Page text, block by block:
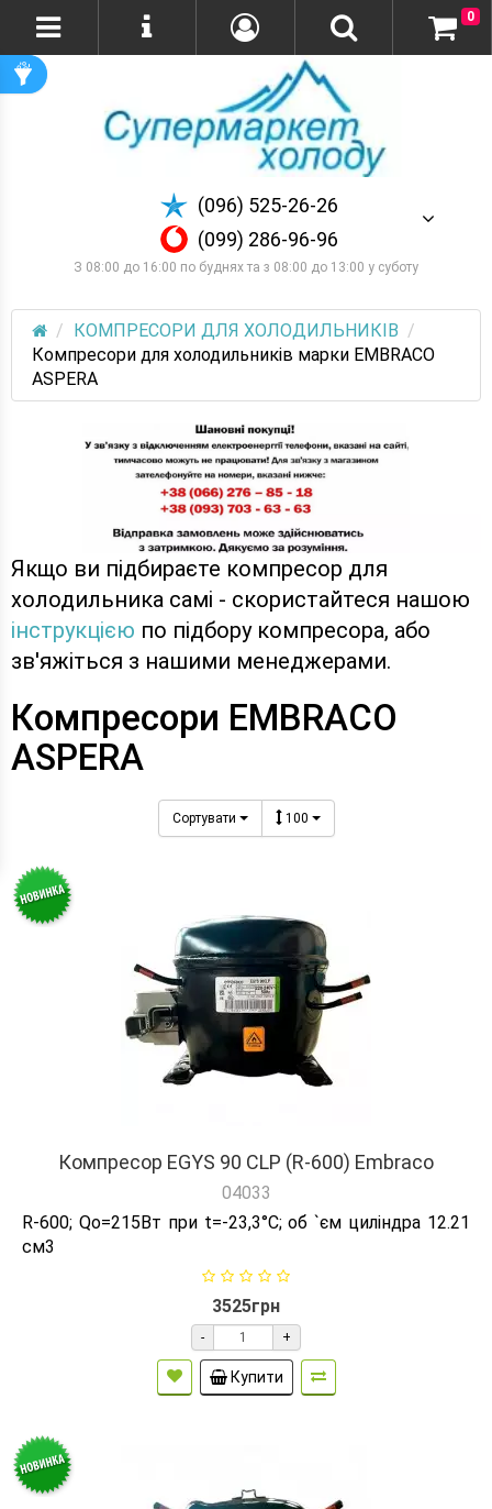
(096) 525-26-26
(099) 286-96-96
З 08:00 до 16:00 по буднях та з 08:00 до 13:00 у суботу
0
КОМПРЕСОРИ ДЛЯ ХОЛОДИЛЬНИКІВ
Компресори для холодильників марки EMBRACO
ASPERA
Якщо ви підбираєте компресор для
холодильника самі - скористайтеся нашою
інструкцією по підбору компресора, або
зв'яжіться з нашими менеджерами.
Компресори EMBRACO
ASPERA
Сортувати 100
Компресор EGYS 90 CLP (R-600) Embraco
04033
R-600; Qо=215Вт при t=-23,3°C; об `єм циліндра 12.21
см3
3525грн
- +
Купити